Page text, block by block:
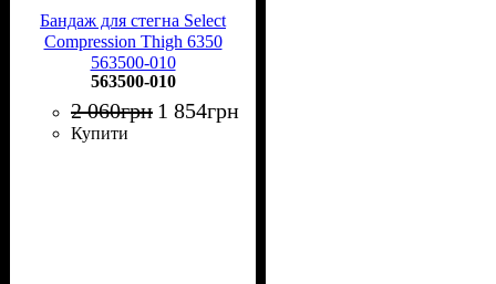
Бандаж для стегна Select
Compression Thigh 6350
563500-010
563500-010
2 060грн 1 854грн
Купити